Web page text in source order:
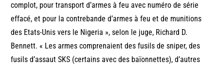
complot, pour transport d’armes à feu avec numéro de série
effacé, et pour la contrebande d’armes à feu et de munitions
des Etats-Unis vers le Nigeria », selon le juge, Richard D.
Bennett. « Les armes comprenaient des fusils de sniper, des
fusils d’assaut SKS (certains avec des baïonnettes), d’autres